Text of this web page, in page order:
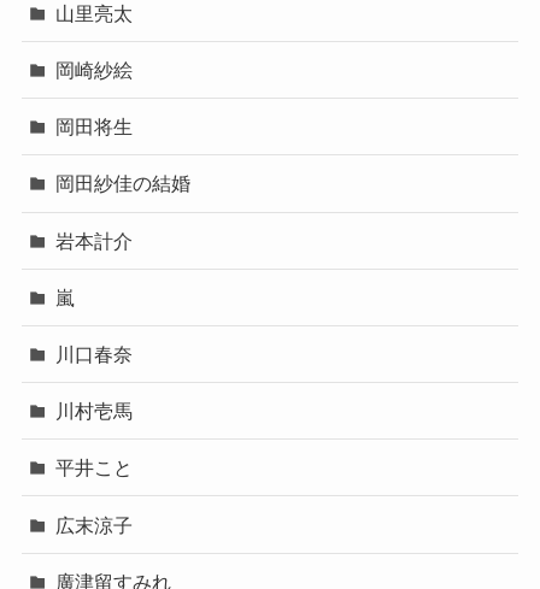
山里亮太
岡崎紗絵
岡田将生
岡田紗佳の結婚
岩本計介
嵐
川口春奈
川村壱馬
平井こと
広末涼子
廣津留すみれ